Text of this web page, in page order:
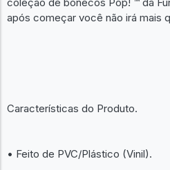
após começar você não irá mais
Características do Produto.
• Feito de PVC/Plástico (Vinil).